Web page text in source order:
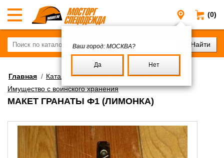
(0)
Москва
Ваш город: МОСКВА?
Да Нет
Главная / Каталог/Военное имущество/
Имущество с воинского хранения
МАКЕТ ГРАНАТЫ Ф1 (ЛИМОНКА)